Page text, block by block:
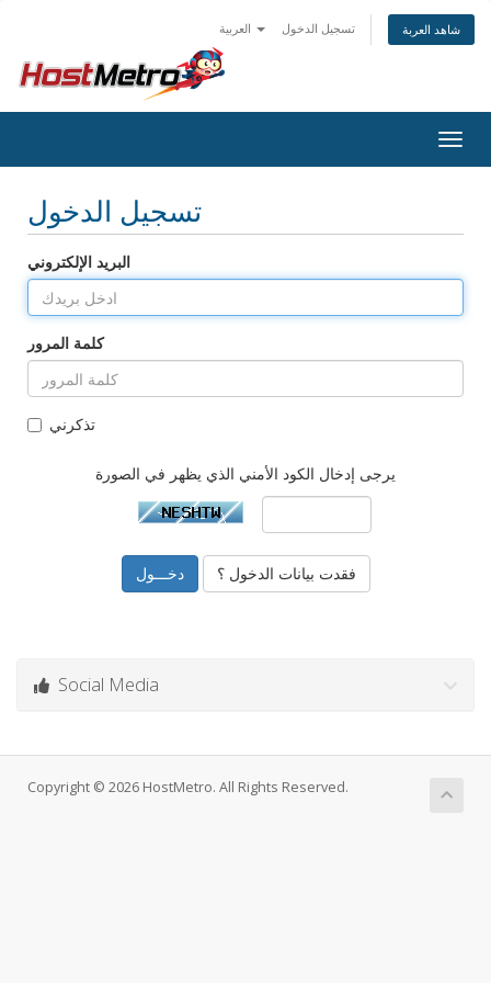
تسجيل الدخول شاهد العربة
تسجيل الدخول
البريد الإلكتروني
كلمة المرور
تذكرني
يرجى إدخال الكود الأمني الذي يظهر في الصورة
فقدت بيانات الدخول ؟
Social Media
Copyright © 2026 HostMetro. All Rights Reserved.